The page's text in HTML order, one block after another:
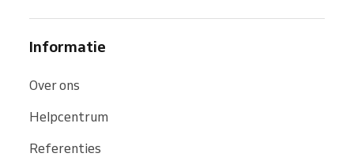
Informatie
Over ons
Helpcentrum
Referenties